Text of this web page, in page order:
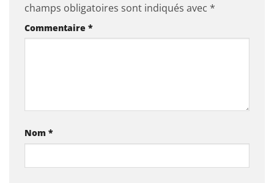
champs obligatoires sont indiqués avec *
Commentaire *
Nom *